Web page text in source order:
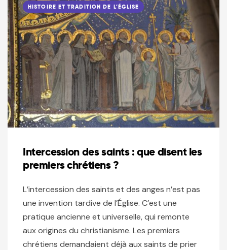
HISTOIRE ET TRADITION DE L’ÉGLISE
Intercession des saints : que disent les
premiers chrétiens ?
L’intercession des saints et des anges n’est pas
une invention tardive de l’Église. C’est une
pratique ancienne et universelle, qui remonte
aux origines du christianisme. Les premiers
chrétiens demandaient déjà aux saints de prier